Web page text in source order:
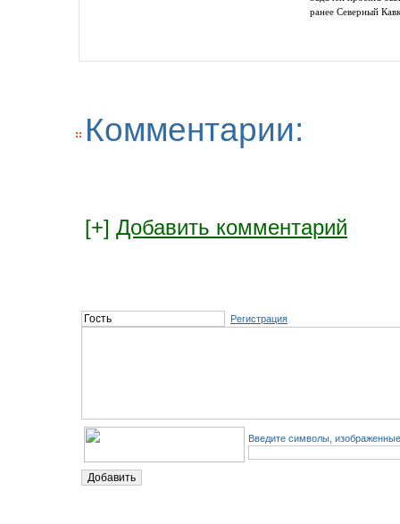
ранее Северный
Комментарии:
[+] Добавить комментарий
Регистрация
Введите символы,